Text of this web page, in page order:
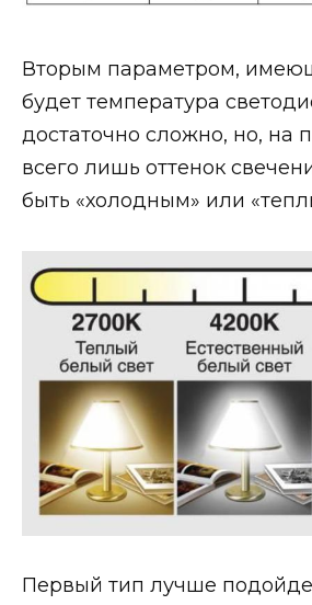
Вторым параметром,
будет температура
достаточно сложно, но, на
всего лишь оттенок
быть «холодным» или
Первый тип лучше